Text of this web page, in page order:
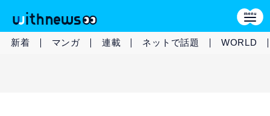
新着 マンガ 連載 ネットで話題 WORLD